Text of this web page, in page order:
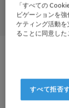
low evaporation
「すべての
ビゲーションを
ケティング活動
ることに同意した
すべて拒否